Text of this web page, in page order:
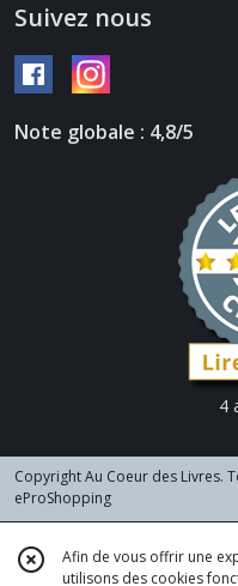
Suivez nous
Note globale : 4,8/5
4
Copyright Au Coeur des Livres.
eProShopping
Afin de vous offrir une
utilisons des cookies